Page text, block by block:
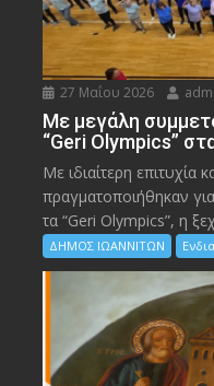
27 Μαΐου 2026
Με μεγάλη
“Geri Olympics”
Με ιδιαίτερη επιτυχία
πραγματοποιήθηκαν
τα “Geri Olympics”, η
ΔΗΜΟΣ ΙΩΑΝΝΙΤΩΝ